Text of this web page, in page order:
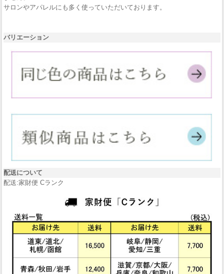
サロンやアパレルにも多く使っていただいております。
バリエーション
配送について
配送:家財便 Cランク